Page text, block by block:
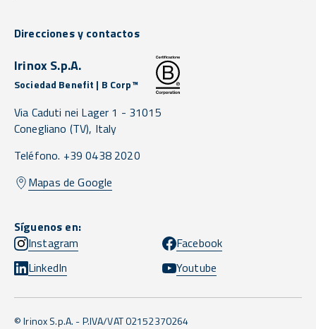
Direcciones y contactos
Irinox S.p.A.
Sociedad Benefit | B Corp™
Via Caduti nei Lager 1 - 31015
Conegliano (TV), Italy
Teléfono. +39 0438 2020
Mapas de Google
Síguenos en:
Instagram
Facebook
LinkedIn
Youtube
© Irinox S.p.A. - P.IVA/VAT 02152370264